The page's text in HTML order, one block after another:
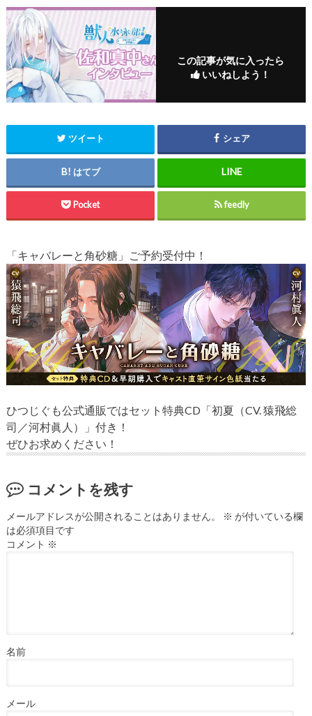
この記事が気に入ったら
いいねしよう！
ツイート シェア
はてブ
Pocket feedly
「キャバレーと角砂糖」ご予約受付中！
ひつじぐも公式通販ではセット特典CD「初夏（CV. 猿飛総
司／河村眞人）」付き！
ぜひお求めください！
コメントを残す
メールアドレスが公開されることはありません。 ※ が付いている欄
は必須項目です
コメント ※
名前
メール